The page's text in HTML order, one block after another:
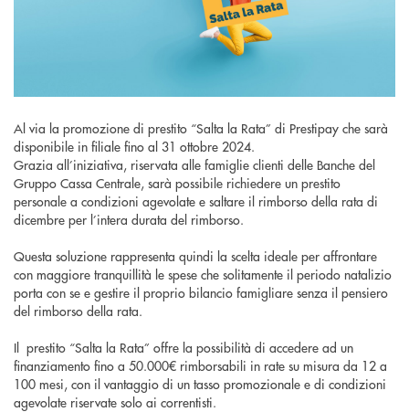
Al via la promozione di prestito “Salta la Rata” di Prestipay che sarà
disponibile in filiale fino al 31 ottobre 2024.
Grazia all’iniziativa, riservata alle famiglie clienti delle Banche del
Gruppo Cassa Centrale, sarà possibile richiedere un prestito
personale a condizioni agevolate e saltare il rimborso della rata di
dicembre per l’intera durata del rimborso.
Questa soluzione rappresenta quindi la scelta ideale per affrontare
con maggiore tranquillità le spese che solitamente il periodo natalizio
porta con se e gestire il proprio bilancio famigliare senza il pensiero
del rimborso della rata.
Il prestito “Salta la Rata” offre la possibilità di accedere ad un
finanziamento fino a 50.000€ rimborsabili in rate su misura da 12 a
100 mesi, con il vantaggio di un tasso promozionale e di condizioni
agevolate riservate solo ai correntisti.